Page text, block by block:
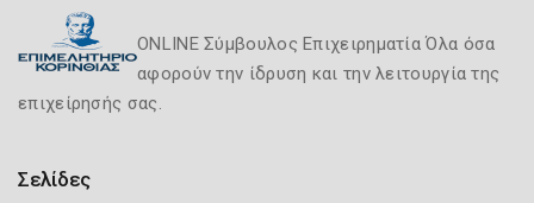
ONLINE Σύμβουλος Επιχειρηματία Όλα όσα
αφορούν την ίδρυση και την λειτουργία της
επιχείρησής σας.
Σελίδες